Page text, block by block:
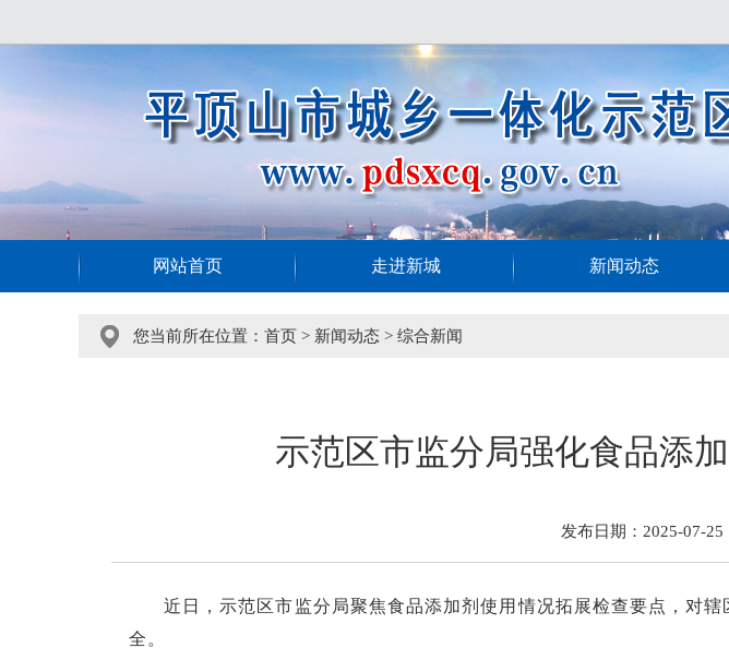
网站首页 走进新城 新闻动态
您当前所在位置： 首页 > 新闻动态 > 综合新闻
示范区市监分局强化食品添
发布日期：2025-07-25
近日，示范区市监分局聚焦食品添加剂使用情况拓展检查要点，对
全。